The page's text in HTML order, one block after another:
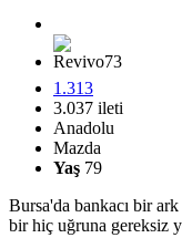
1.313
3.037 ileti
Anadolu
Mazda
Yaş 79
Bursa'da bankacı bir
bir hiç uğruna gereksiz